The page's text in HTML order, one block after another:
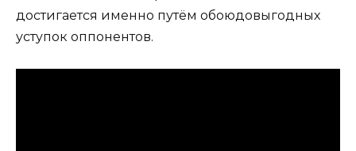
достигается именно путём обоюдовыгодных
уступок оппонентов.